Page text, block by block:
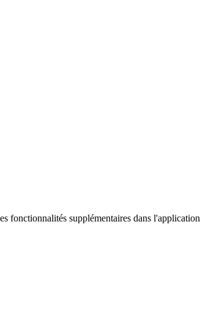
fonctionnalités supplémentaires dans l'application